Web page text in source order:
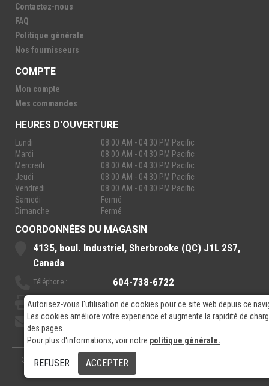
Autorisez-vous l'utilisation de cookies pour ce site web depuis ce
Les cookies améliore votre experience et augmente la rapidité de
des pages.
Pour plus d'informations, voir notre politique générale.
REFUSER ACCEPTER
Contactez-nous
FAQ
Politique générale
Nos fournisseurs
© 2026- RP Electronics
COMPTE
Mon compte
Mes commandes
HEURES D'OUVERTURE
Lundi
08:00 AM - 04:30 PM Pacific
Mardi
08:00 AM - 04:30 PM Pacific
Mercredi
08:00 AM - 04:30 PM Pacific
Jeudi
08:00 AM - 04:30 PM Pacific
Vendredi
08:00 AM - 04:30 PM Pacific
Samedi
Fermé
Dimanche
Fermé
COORDONNÉES DU MAGASIN
4135, boul. Industriel, Sherbrooke (QC) J1L 2S7,
Canada
Téléphone : 604-738-6722
Sans-Frais : 888-921-7770
Courriel: sales@rpelectronics.com